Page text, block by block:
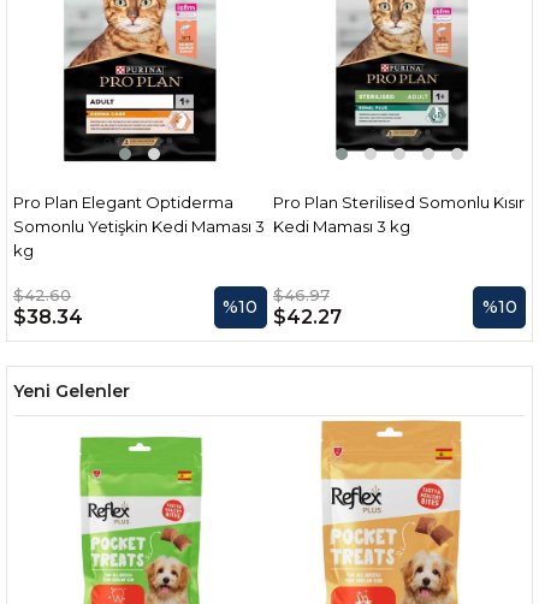
Pro Plan Elegant Optiderma
Somonlu Yetişkin Kedi Maması 3
kg
$42.60
$38.34 %10
Pro Plan Sterilised Somonlu Kısır
Kedi Maması 3 kg
$46.97
$42.27 %10
Yeni Gelenler